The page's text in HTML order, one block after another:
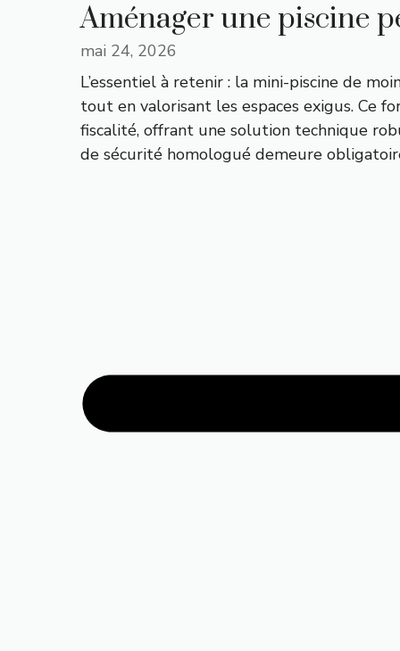
Aménager une piscine
mai 24, 2026
L’essentiel à retenir : la mini-piscine de
tout en valorisant les espaces exigus. Ce
fiscalité, offrant une solution technique
de sécurité homologué demeure